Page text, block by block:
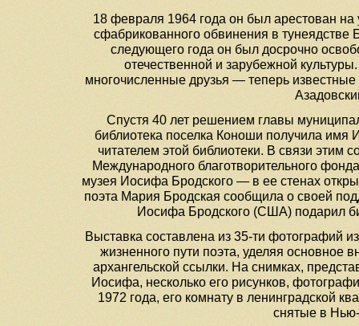
18 февраля 1964 года он был арестован
сфабрикованного обвинения в
следующего года он был досрочно
отечественной и зарубежной
многочисленные друзья — теперь
Спустя 40 лет решением главы
библиотека поселка Коноши получила
читателем этой библиотеки. В связи этим
Международного благотворительного
музея Иосифа Бродского — в ее стенах
поэта Мария Бродская сообщила о своей
Иосифа Бродского (США) подарил
Выставка составлена из 35-ти фотографий
жизненного пути поэта, уделяя основное
архангельской ссылки. На снимках,
Иосифа, несколько его рисунков,
1972 года, его комнату в ленинградской
снятые в